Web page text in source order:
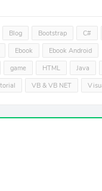
Blog Bootstrap C#
Ebook
Ebook Android
game HTML Java
VB & VB NET